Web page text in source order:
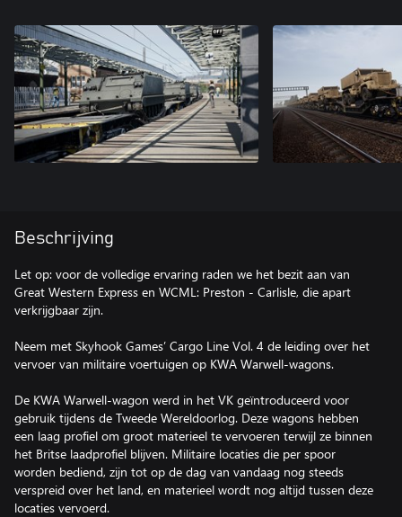
Beschrijving
Let op: voor de volledige ervaring raden we het bezit aan van
Great Western Express en WCML: Preston - Carlisle, die apart
verkrijgbaar zijn.
Neem met Skyhook Games’ Cargo Line Vol. 4 de leiding over het
vervoer van militaire voertuigen op KWA Warwell-wagons.
De KWA Warwell-wagon werd in het VK geïntroduceerd voor
gebruik tijdens de Tweede Wereldoorlog. Deze wagons hebben
een laag profiel om groot materieel te vervoeren terwijl ze binnen
het Britse laadprofiel blijven. Militaire locaties die per spoor
worden bediend, zijn tot op de dag van vandaag nog steeds
verspreid over het land, en materieel wordt nog altijd tussen deze
locaties vervoerd.